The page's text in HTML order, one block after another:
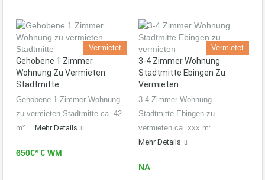
Vermietet
Gehobene 1 Zimmer
Wohnung Zu Vermieten
Stadtmitte
Gehobene 1 Zimmer Wohnung
zu vermieten Stadtmitte ca. 42
m²… Mehr Details
650€* € WM
Vermietet
3-4 Zimmer Wohnung
Stadtmitte Ebingen Zu
Vermieten
3-4 Zimmer Wohnung
Stadtmitte Ebingen zu
vermieten ca. xxx m²…
Mehr Details
NA